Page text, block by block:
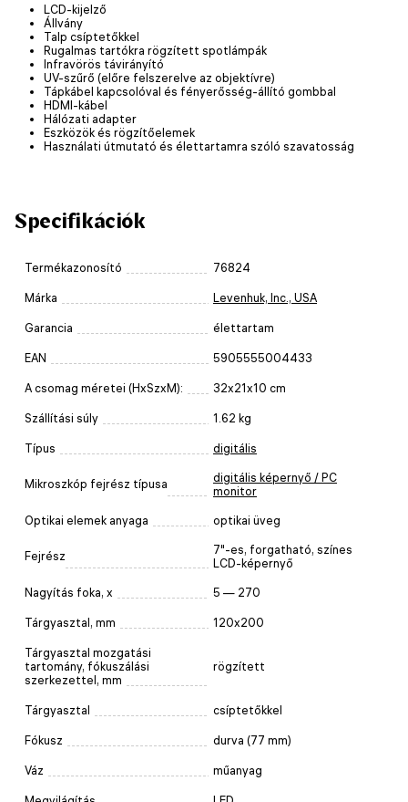
LCD-kijelző
Állvány
Talp csíptetőkkel
Rugalmas tartókra rögzített spotlámpák
Infravörös távirányító
UV-szűrő (előre felszerelve az objektívre)
Tápkábel kapcsolóval és fényerősség-állító gombbal
HDMI-kábel
Hálózati adapter
Eszközök és rögzítőelemek
Használati útmutató és élettartamra szóló szavatosság
Specifikációk
Termékazonosító 76824
Márka Levenhuk, Inc., USA
Garancia élettartam
EAN 5905555004433
A csomag méretei (HxSzxM): 32x21x10 cm
Szállítási súly 1.62 kg
Típus digitális
Mikroszkóp fejrész típusa
digitális képernyő / PC
monitor
Optikai elemek anyaga optikai üveg
Fejrész
7"-es, forgatható, színes
LCD-képernyő
Nagyítás foka, x 5 — 270
Tárgyasztal, mm 120x200
Tárgyasztal mozgatási
tartomány, fókuszálási
szerkezettel, mm
rögzített
Tárgyasztal csíptetőkkel
Fókusz durva (77 mm)
Váz műanyag